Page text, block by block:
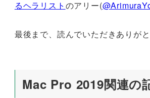
るヘラリスト のアリー(
最後まで、読んでいただきありがと
Mac Pro 2019関連の